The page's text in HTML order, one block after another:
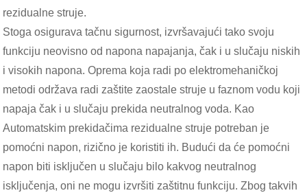
rezidualne struje.
Stoga osigurava tačnu sigurnost, izvršavajući tako svoju
funkciju neovisno od napona napajanja, čak i u slučaju niskih
i visokih napona. Oprema koja radi po elektromehaničkoj
metodi održava radi zaštite zaostale struje u faznom vodu koji
napaja čak i u slučaju prekida neutralnog voda. Kao
Automatskim prekidačima rezidualne struje potreban je
pomoćni napon, rizično je koristiti ih. Budući da će pomoćni
napon biti isključen u slučaju bilo kakvog neutralnog
isključenja, oni ne mogu izvršiti zaštitnu funkciju. Zbog takvih